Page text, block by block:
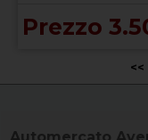
Prezzo
<<